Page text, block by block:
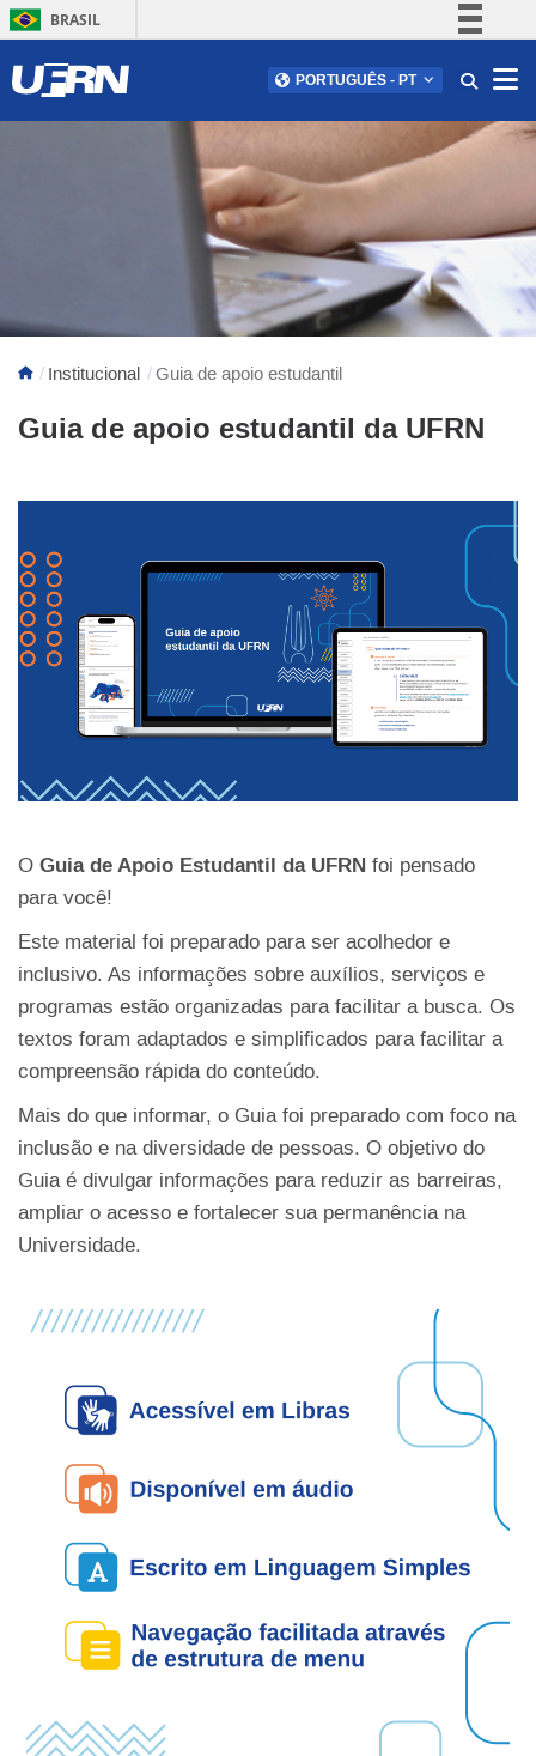
BRASIL
Comunica BR
Acesso à informação
Canais
PORTUGUÊS - PT
Institucional Guia de apoio estudantil
Guia de apoio estudantil da UFRN
O Guia de Apoio Estudantil da UFRN foi pensado
para você!
Este material foi preparado para ser acolhedor e
inclusivo. As informações sobre auxílios, serviços e
programas estão organizadas para facilitar a busca. Os
textos foram adaptados e simplificados para facilitar a
compreensão rápida do conteúdo.
Mais do que informar, o Guia foi preparado com foco na
inclusão e na diversidade de pessoas. O objetivo do
Guia é divulgar informações para reduzir as barreiras,
ampliar o acesso e fortalecer sua permanência na
Universidade.